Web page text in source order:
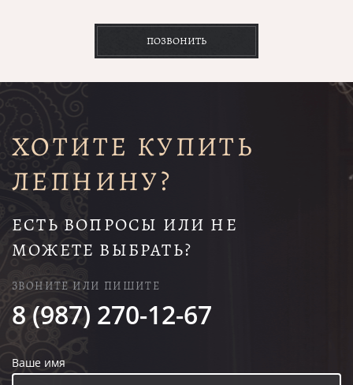
ПОЗВОНИТЬ
ХОТИТЕ КУПИТЬ
ЛЕПНИНУ?
ЕСТЬ ВОПРОСЫ ИЛИ НЕ
МОЖЕТЕ ВЫБРАТЬ?
ЗВОНИТЕ ИЛИ ПИШИТЕ
8 (987) 270-12-67
Ваше имя